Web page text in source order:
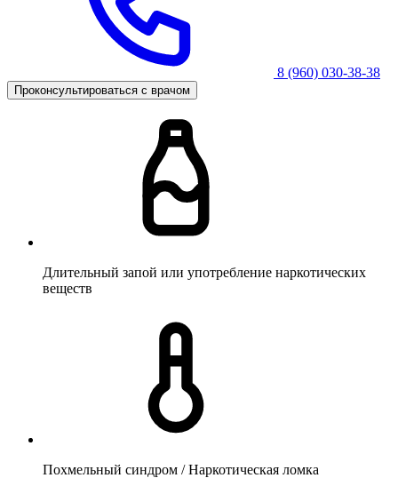
8 (960) 030-38-38
Проконсультироваться с врачом
Длительный запой или употребление наркотических
веществ
Похмельный синдром / Наркотическая ломка